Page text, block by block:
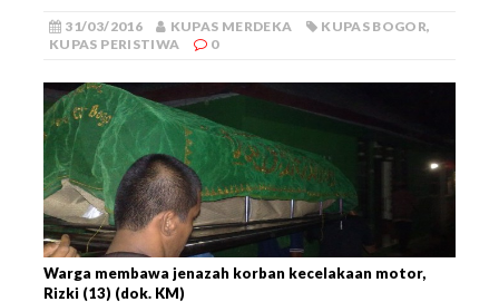
31/03/2016 KUPAS MERDEKA KUPAS BOGOR,
KUPAS PERISTIWA
0
Warga membawa jenazah korban kecelakaan motor,
Rizki (13) (dok. KM)